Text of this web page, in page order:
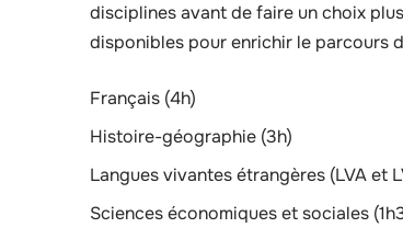
disciplines avant de faire un choix
disponibles pour enrichir le parcours
Français (4h)
Histoire-géographie (3h)
Langues vivantes étrangères (LVA et
Sciences économiques et sociales